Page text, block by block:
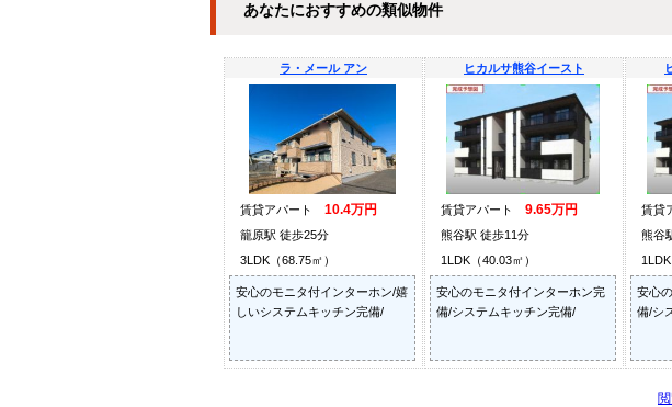
あなたにおすすめの類似物件
ラ・メール アン
賃貸アパート 10.4万円
籠原駅 徒歩25分
3LDK（68.75㎡）
安心のモニタ付インターホン/嬉
しいシステムキッチン完備/
ヒカルサ熊谷イースト
賃貸アパート 9.65万円
熊谷駅 徒歩11分
1LDK（40.03㎡）
安心のモニタ付インターホン完
備/システムキッチン完備/
賃貸
熊谷
安心
備/シ